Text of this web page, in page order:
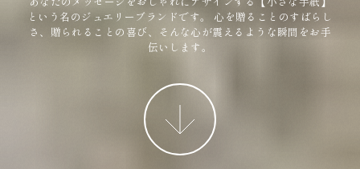
という名のジュエリーブランドです。
心を贈ることのすばらし
さ、贈られることの喜び、そんな心が震えるような瞬間をお手
伝いします。